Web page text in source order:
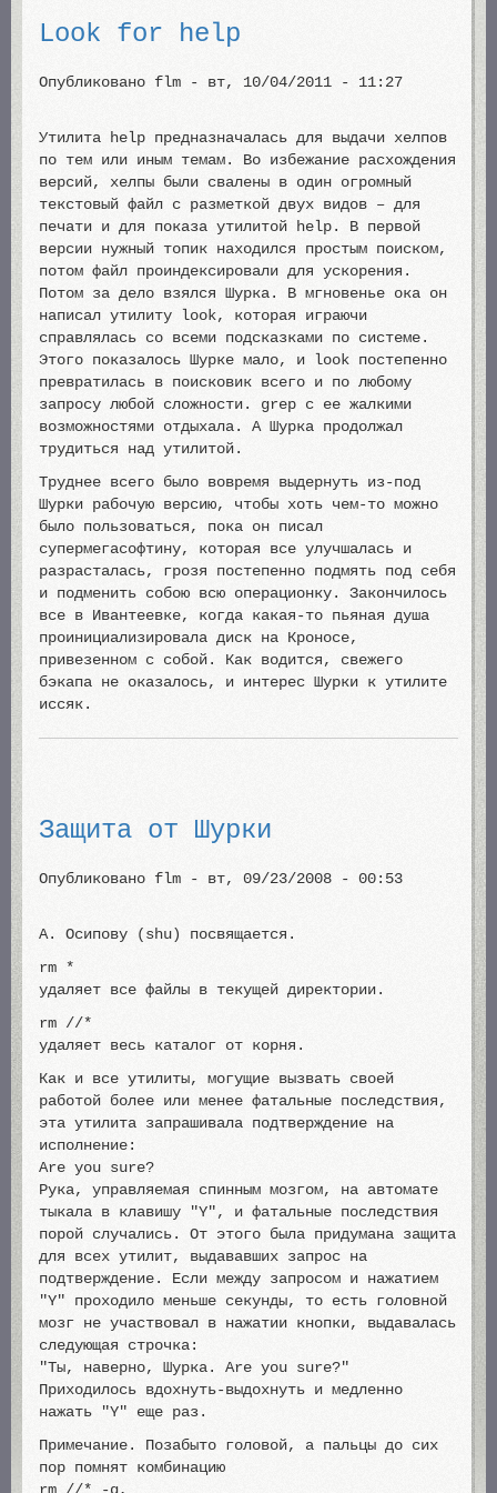
Look for help
Опубликовано flm - вт, 10/04/2011 - 11:27
Утилита help предназначалась для выдачи хелпов
по тем или иным темам. Во избежание расхождения
версий, хелпы были свалены в один огромный
текстовый файл с разметкой двух видов – для
печати и для показа утилитой help. В первой
версии нужный топик находился простым поиском,
потом файл проиндексировали для ускорения.
Потом за дело взялся Шурка. В мгновенье ока он
написал утилиту look, которая играючи
справлялась со всеми подсказками по системе.
Этого показалось Шурке мало, и look постепенно
превратилась в поисковик всего и по любому
запросу любой сложности. grep с ее жалкими
возможностями отдыхала. А Шурка продолжал
трудиться над утилитой.
Труднее всего было вовремя выдернуть из-под
Шурки рабочую версию, чтобы хоть чем-то можно
было пользоваться, пока он писал
супермегасофтину, которая все улучшалась и
разрасталась, грозя постепенно подмять под себя
и подменить собою всю операционку. Закончилось
все в Ивантеевке, когда какая-то пьяная душа
проинициализировала диск на Кроносе,
привезенном с собой. Как водится, свежего
бэкапа не оказалось, и интерес Шурки к утилите
иссяк.
Защита от Шурки
Опубликовано flm - вт, 09/23/2008 - 00:53
А. Осипову (shu) посвящается.
rm *
удаляет все файлы в текущей директории.
rm //*
удаляет весь каталог от корня.
Как и все утилиты, могущие вызвать своей
работой более или менее фатальные последствия,
эта утилита запрашивала подтверждение на
исполнение:
Are you sure?
Рука, управляемая спинным мозгом, на автомате
тыкала в клавишу "Y", и фатальные последствия
порой случались. От этого была придумана защита
для всех утилит, выдававших запрос на
подтверждение. Если между запросом и нажатием
"Y" проходило меньше секунды, то есть головной
мозг не участвовал в нажатии кнопки, выдавалась
следующая строчка:
"Ты, наверно, Шурка. Are you sure?"
Приходилось вдохнуть-выдохнуть и медленно
нажать "Y" еще раз.
Примечание. Позабыто головой, а пальцы до сих
пор помнят комбинацию